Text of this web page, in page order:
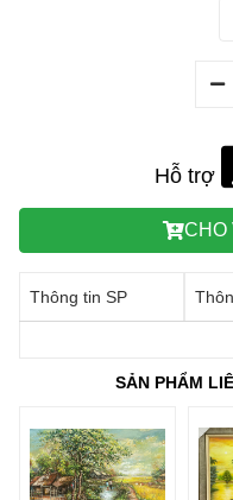
Hỗ trợ
CHO
Thông tin SP
SẢN PHẨM